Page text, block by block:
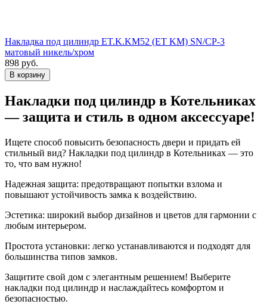
Накладка под цилиндр ET.K.KM52 (ET KM) SN/CP-3
матовый никель/хром
898 руб.
Накладки под цилиндр в Котельниках
— защита и стиль в одном аксессуаре!
Ищете способ повысить безопасность двери и придать ей
стильный вид? Накладки под цилиндр в Котельниках — это
то, что вам нужно!
Надежная защита: предотвращают попытки взлома и
повышают устойчивость замка к воздействию.
Эстетика: широкий выбор дизайнов и цветов для гармонии с
любым интерьером.
Простота установки: легко устанавливаются и подходят для
большинства типов замков.
Защитите свой дом с элегантным решением! Выберите
накладки под цилиндр и наслаждайтесь комфортом и
безопасностью.